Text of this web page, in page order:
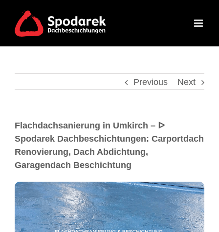
Previous Next
Flachdachsanierung in Umkirch – ᐅ
Spodarek Dachbeschichtungen: Carportdach
Renovierung, Dach Abdichtung,
Garagendach Beschichtung